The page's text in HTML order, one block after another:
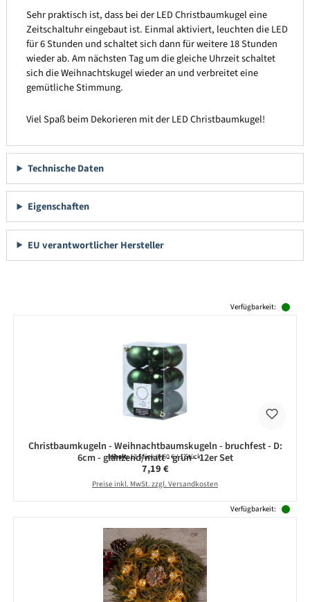
Sehr praktisch ist, dass bei der LED Christbaumkugel eine
Zeitschaltuhr eingebaut ist. Einmal aktiviert, leuchten die LED
für 6 Stunden und schaltet sich dann für weitere 18 Stunden
wieder ab. Am nächsten Tag um die gleiche Uhrzeit schaltet
sich die Weihnachtskugel wieder an und verbreitet eine
gemütliche Stimmung.
Viel Spaß beim Dekorieren mit der LED Christbaumkugel!
Technische Daten
Eigenschaften
EU verantwortlicher Hersteller
Verfügbarkeit:
Christbaumkugeln - Weihnachtbaumskugeln - bruchfest - D:
6cm - glänzend/matt - grün - 12er Set
Inhalt:12 Stück(0,60 € / 1 Stück)
Regulärer Preis:
7,19 €
Preise inkl. MwSt. zzgl. Versandkosten
Verfügbarkeit: